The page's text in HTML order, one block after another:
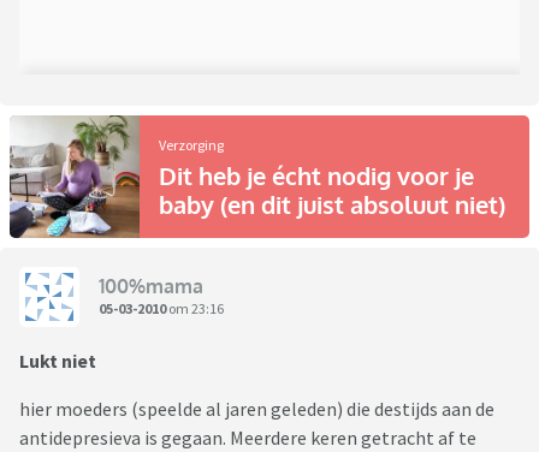
Verzorging
Dit heb je écht nodig voor je
baby (en dit juist absoluut niet)
100%mama
05-03-2010om 23:16
Lukt niet
hier moeders (speelde al jaren geleden) die destijds aan de
antidepresieva is gegaan. Meerdere keren getracht af te